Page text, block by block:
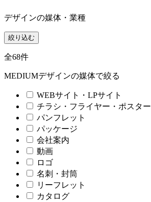
デザインの媒体・業種
絞り込む
全68件
MEDIUMデザインの媒体で絞る
WEBサイト・LPサイト
チラシ・フライヤー・ポスター
パンフレット
パッケージ
会社案内
動画
ロゴ
名刺・封筒
リーフレット
カタログ